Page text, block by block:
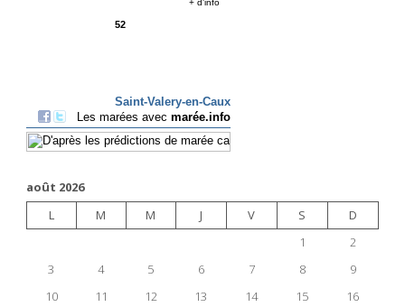
août 2026
L
M M J V S
D
1
2
3
4 5 6 7 8
9
10
11 12 13 14 15
16